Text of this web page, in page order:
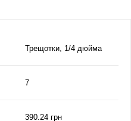
Трещотки, 1/4 дюйма
7
390.24 грн